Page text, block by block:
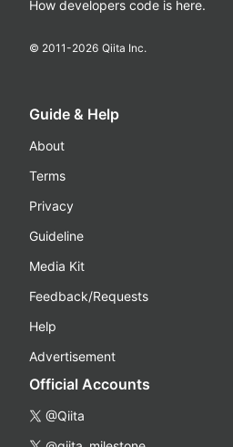
How developers code is here.
© 2011-2026 Qiita Inc.
Guide & Help
About
Terms
Privacy
Guideline
Media Kit
Feedback/Requests
Help
Advertisement
Official Accounts
@Qiita